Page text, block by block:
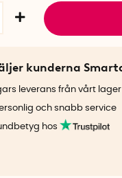
kunderna
leverans från vårt lager
och snabb service
hos